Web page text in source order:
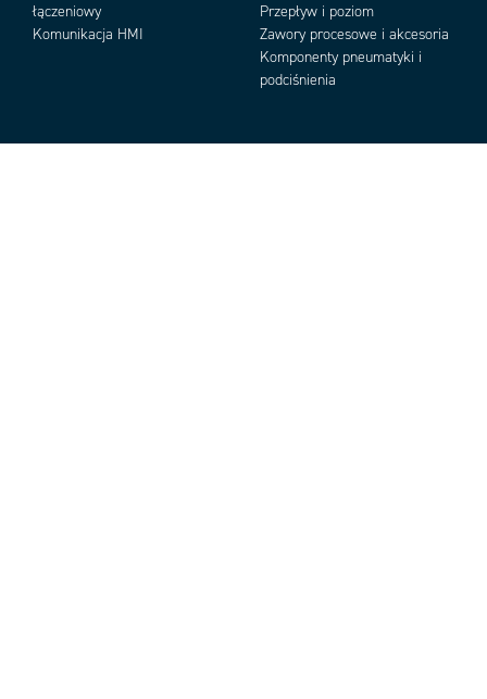
łączeniowy
Komunikacja HMI
Przepływ i poziom
Zawory procesowe i akcesoria
Komponenty pneumatyki i
podciśnienia